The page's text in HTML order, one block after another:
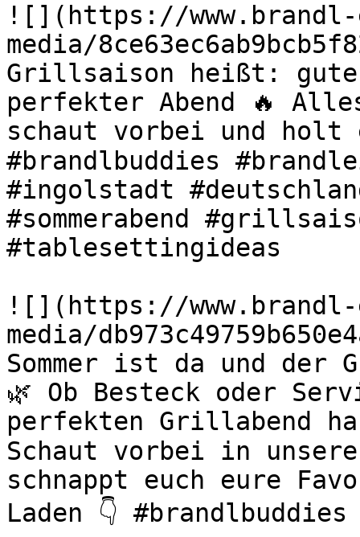
![](https://
media/
Grillsaison heißt:
perfekter Abend 🔥
schaut vorbei und holt
#brandlbuddies
#ingolstadt
#sommerabend
#tablesettingideas
![](https://
media/
Sommer ist da und
🌿 Ob Besteck oder
perfekten Grillabend
Schaut vorbei in
schnappt euch eure
Laden 👇